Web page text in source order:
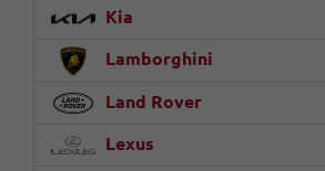
Kia
Lamborghini
Land Rover
Lexus